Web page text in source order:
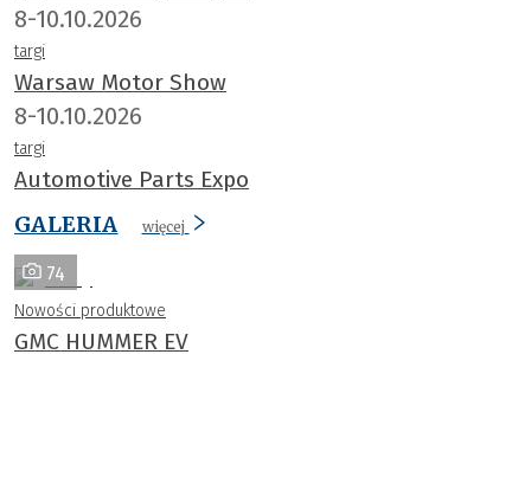
8-10.10.2026
targi
Warsaw Motor Show
8-10.10.2026
targi
Automotive Parts Expo
GALERIA
więcej
74
Nowości produktowe
GMC HUMMER EV